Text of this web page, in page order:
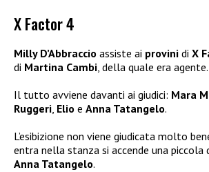
X Factor 4
Milly D’Abbraccio assiste ai provini di X
di Martina Cambi, della quale era agente.
Il tutto avviene davanti ai giudici: Mara
Ruggeri, Elio e Anna Tatangelo.
L’esibizione non viene giudicata molto
entra nella stanza si accende una piccola
Anna Tatangelo.